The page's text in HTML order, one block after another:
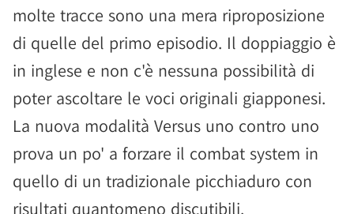
molte tracce sono una mera riproposizione
di quelle del primo episodio. Il doppiaggio è
in inglese e non c'è nessuna possibilità di
poter ascoltare le voci originali giapponesi.
La nuova modalità Versus uno contro uno
prova un po' a forzare il combat system in
quello di un tradizionale picchiaduro con
risultati quantomeno discutibili.